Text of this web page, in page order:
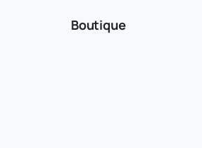
Boutique